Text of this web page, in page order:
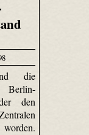
die
Berlin-
den
worden.